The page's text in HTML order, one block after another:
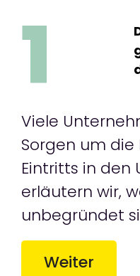
Viele
Sorgen um die
Eintritts in den
erläutern wir,
unbegründet
Weiter
1